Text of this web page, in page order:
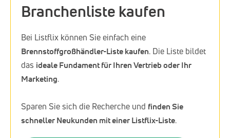
Branchenliste kaufen
Bei Listflix können Sie einfach eine
Brennstoffgroßhändler-Liste kaufen. Die Liste bildet
das ideale Fundament für Ihren Vertrieb oder Ihr
Marketing.
Sparen Sie sich die Recherche und finden Sie
schneller Neukunden mit einer Listflix-Liste.